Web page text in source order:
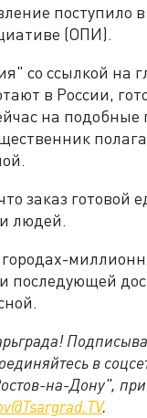
поступило
(ОПИ).
со ссылкой на
в России,
на
заказ готовой
людей.
последующей
в
на-Дону",
.